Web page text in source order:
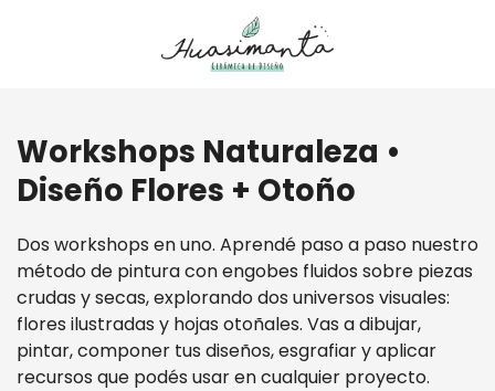
Workshops Naturaleza •
Diseño Flores + Otoño
Dos workshops en uno. Aprendé paso a paso nuestro
método de pintura con engobes fluidos sobre piezas
crudas y secas, explorando dos universos visuales:
flores ilustradas y hojas otoñales. Vas a dibujar,
pintar, componer tus diseños, esgrafiar y aplicar
recursos que podés usar en cualquier proyecto.